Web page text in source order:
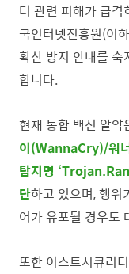
터 관련 피해가 급
국인터넷진흥원(이
확산 방지 안내를
합니다.
현재 통합 백신 알약
이(WannaCry)/워
탐지명
단하고 있으며, 행위
어가 유포될 경우도
또한 이스트시큐리